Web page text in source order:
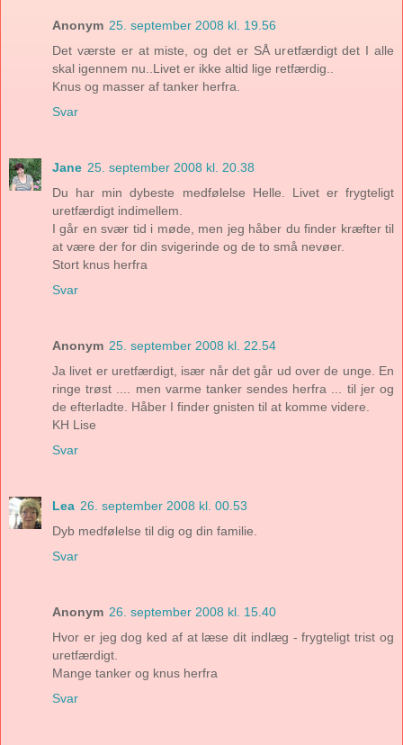
Anonym 25. september 2008 kl. 19.56
Det værste er at miste, og det er SÅ uretfærdigt det I alle
skal igennem nu..Livet er ikke altid lige retfærdig..
Knus og masser af tanker herfra.
Svar
Jane 25. september 2008 kl. 20.38
Du har min dybeste medfølelse Helle. Livet er frygteligt
uretfærdigt indimellem.
I går en svær tid i møde, men jeg håber du finder kræfter til
at være der for din svigerinde og de to små nevøer.
Stort knus herfra
Svar
Anonym 25. september 2008 kl. 22.54
Ja livet er uretfærdigt, især når det går ud over de unge. En
ringe trøst .... men varme tanker sendes herfra ... til jer og
de efterladte. Håber I finder gnisten til at komme videre.
KH Lise
Svar
Lea 26. september 2008 kl. 00.53
Dyb medfølelse til dig og din familie.
Svar
Anonym 26. september 2008 kl. 15.40
Hvor er jeg dog ked af at læse dit indlæg - frygteligt trist og
uretfærdigt.
Mange tanker og knus herfra
Svar